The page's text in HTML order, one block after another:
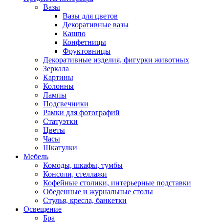
Вазы
Вазы для цветов
Декоративные вазы
Кашпо
Конфетницы
Фруктовницы
Декоративные изделия, фигурки животных
Зеркала
Картины
Колонны
Лампы
Подсвечники
Рамки для фотографий
Статуэтки
Цветы
Часы
Шкатулки
Мебель
Комоды, шкафы, тумбы
Консоли, стеллажи
Кофейные столики, интерьерные подставки
Обеденные и журнальные столы
Стулья, кресла, банкетки
Освещение
Бра